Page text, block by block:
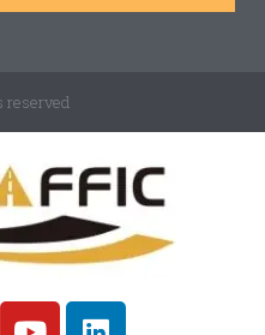
reserved